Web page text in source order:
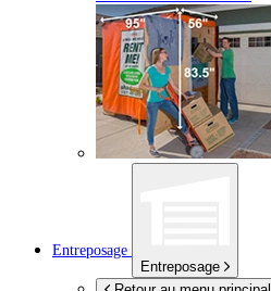
Entreposage
Entreposage